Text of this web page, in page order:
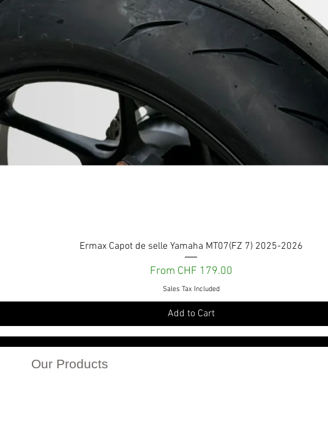
Quick View
Ermax Capot de selle Yamaha MT07(FZ 7) 2025-2026
From CHF 179.00
Sale Price
Sales Tax Included
Add to Cart
Our Products